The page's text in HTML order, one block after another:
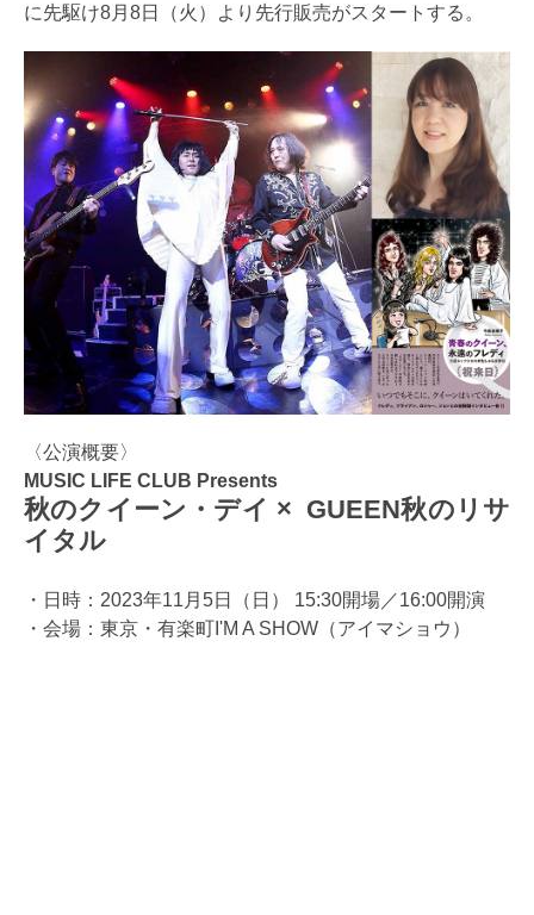
に先駆け8月8日（火）より先行販売がスタートする。
〈公演概要〉
MUSIC LIFE CLUB Presents
秋のクイーン・デイ × GUEEN秋のリサ
イタル
・日時：2023年11月5日（日） 15:30開場／16:00開演
・会場：東京・有楽町I'M A SHOW（アイマショウ）